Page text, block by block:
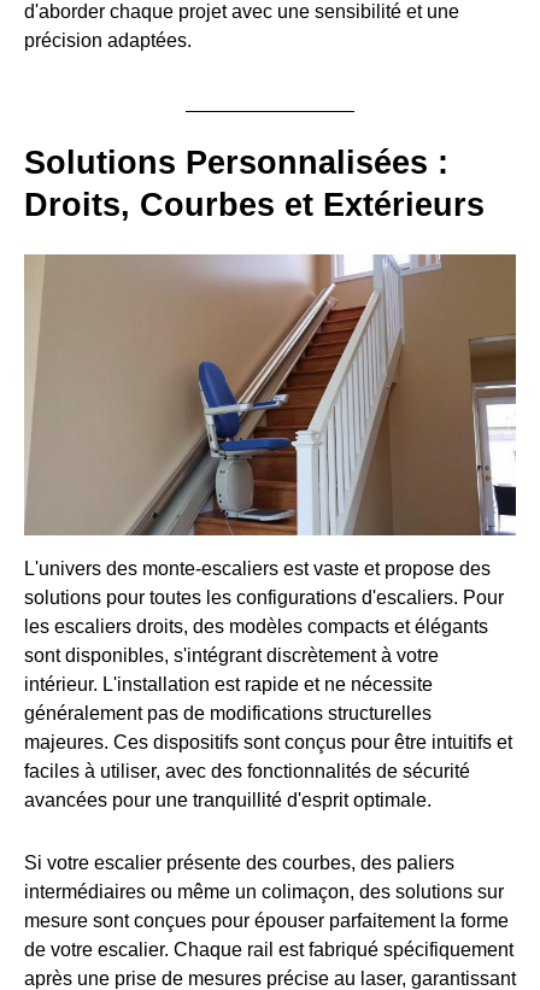
d'aborder chaque projet avec une sensibilité et une
précision adaptées.
Solutions Personnalisées :
Droits, Courbes et Extérieurs
L'univers des monte-escaliers est vaste et propose des
solutions pour toutes les configurations d'escaliers. Pour
les escaliers droits, des modèles compacts et élégants
sont disponibles, s'intégrant discrètement à votre
intérieur. L'installation est rapide et ne nécessite
généralement pas de modifications structurelles
majeures. Ces dispositifs sont conçus pour être intuitifs et
faciles à utiliser, avec des fonctionnalités de sécurité
avancées pour une tranquillité d'esprit optimale.
Si votre escalier présente des courbes, des paliers
intermédiaires ou même un colimaçon, des solutions sur
mesure sont conçues pour épouser parfaitement la forme
de votre escalier. Chaque rail est fabriqué spécifiquement
après une prise de mesures précise au laser, garantissant